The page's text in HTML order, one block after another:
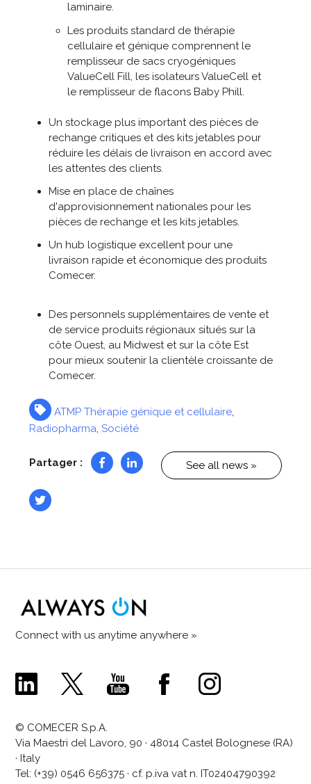
laminaire.
Les produits standard de thérapie
cellulaire et génique comprennent le
remplisseur de sacs cryogéniques
ValueCell Fill, les isolateurs ValueCell et
le remplisseur de flacons Baby Phill.
Un stockage plus important des pièces de
rechange critiques et des kits jetables pour
réduire les délais de livraison en accord avec
les attentes des clients.
Mise en place de chaînes
d'approvisionnement nationales pour les
pièces de rechange et les kits jetables.
Un hub logistique excellent pour une
livraison rapide et économique des produits
Comecer.
Des personnels supplémentaires de vente et
de service produits régionaux situés sur la
côte Ouest, au Midwest et sur la côte Est
pour mieux soutenir la clientèle croissante de
Comecer.
ATMP Thérapie génique et cellulaire,
Radiopharma,Société
See all news »
Partager :
Connect with us anytime anywhere »
Comecer
Linkedin
Comecer
X
Comecer
Youtube
Comecer
Facebook
Comecer
Instagram
© COMECER S.p.A.
Via Maestri del Lavoro, 90 · 48014 Castel Bolognese (RA)
· Italy
Tel: (+39) 0546 656375 · cf. p.iva vat n. IT02404790392